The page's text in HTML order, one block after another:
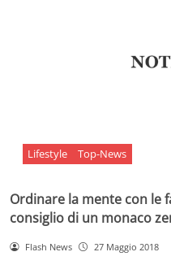
Lifestyle Top-News
Ordinare la mente con le
consiglio di un monaco
Flash News 27 Maggio 2018